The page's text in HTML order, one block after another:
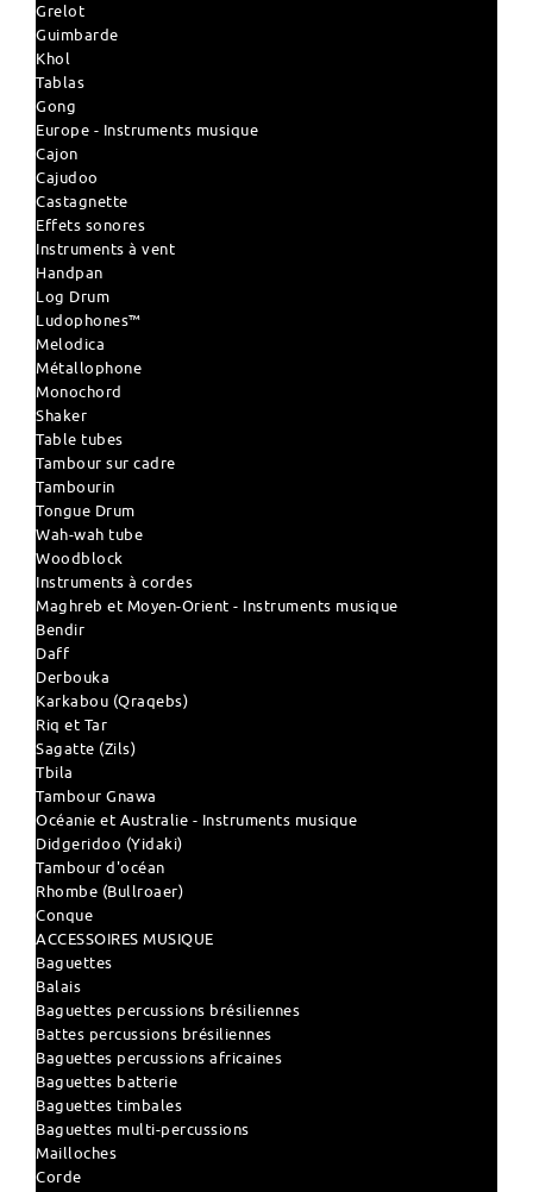
Grelot
Guimbarde
Khol
Tablas
Gong
Europe - Instruments musique
Cajon
Cajudoo
Castagnette
Effets sonores
Instruments à vent
Handpan
Log Drum
Ludophones™
Melodica
Métallophone
Monochord
Shaker
Table tubes
Tambour sur cadre
Tambourin
Tongue Drum
Wah-wah tube
Woodblock
Instruments à cordes
Maghreb et Moyen-Orient - Instruments musique
Bendir
Daff
Derbouka
Karkabou (Qraqebs)
Riq et Tar
Sagatte (Zils)
Tbila
Tambour Gnawa
Océanie et Australie - Instruments musique
Didgeridoo (Yidaki)
Tambour d'océan
Rhombe (Bullroaer)
Conque
ACCESSOIRES MUSIQUE
Baguettes
Balais
Baguettes percussions brésiliennes
Battes percussions brésiliennes
Baguettes percussions africaines
Baguettes batterie
Baguettes timbales
Baguettes multi-percussions
Mailloches
Corde